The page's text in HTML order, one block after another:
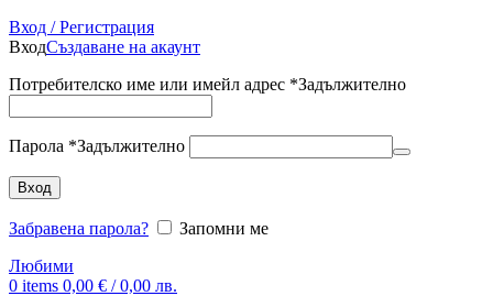
Вход / Регистрация
ВходСъздаване на акаунт
Потребителско име или имейл адрес *Задължително
Парола *Задължително
Вход
Забравена парола?
Запомни ме
Любими
0 items 0,00 € / 0,00 лв.